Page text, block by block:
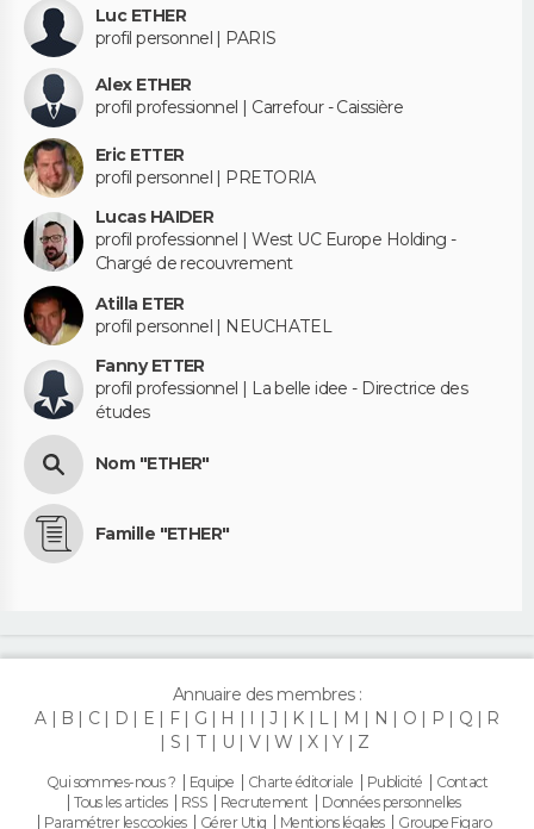
Luc ETHER
profil personnel | PARIS
Alex ETHER
profil professionnel | Carrefour - Caissière
Eric ETTER
profil personnel | PRETORIA
Lucas HAIDER
profil professionnel | West UC Europe Holding -
Chargé de recouvrement
Atilla ETER
profil personnel | NEUCHATEL
Fanny ETTER
profil professionnel | La belle idee - Directrice des
études
Nom "ETHER"
Famille "ETHER"
Annuaire des membres :
A
B C D E F G H J K L M N O P Q
R
S
T U V W X Y Z
Qui sommes-nous ? Equipe Charte éditoriale Publicité
Contact
Tous les articles
RSS Recrutement
Données personnelles
Paramétrer les cookies
Gérer Utiq Mentions légales Groupe Figaro